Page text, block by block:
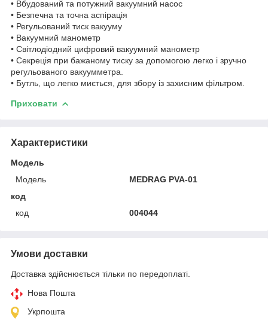
• Вбудований та потужний вакуумний насос
• Безпечна та точна аспірація
• Регульований тиск вакууму
• Вакуумний манометр
• Світлодіодний цифровий вакуумний манометр
• Секреція при бажаному тиску за допомогою легко і зручно
регульованого вакуумметра.
• Бутль, що легко миється, для збору із захисним фільтром.
Приховати
Характеристики
Модель
Модель
MEDRAG PVA‐01
код
код
004044
Умови доставки
Доставка здійснюється тільки по передоплаті.
Нова Пошта
Укрпошта